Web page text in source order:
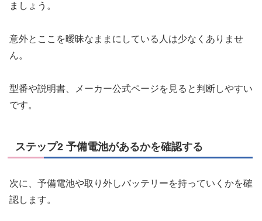
ましょう。
意外とここを曖昧なままにしている人は少なくありませ
ん。
型番や説明書、メーカー公式ページを見ると判断しやすい
です。
ステップ2 予備電池があるかを確認する
次に、予備電池や取り外しバッテリーを持っていくかを確
認します。